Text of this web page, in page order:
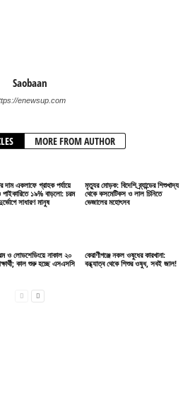
Saobaan
enewsup.com
MORE FROM AUTHOR
দাম একলাফে গ্রাহক পর্যায়ে
১৯% বাড়লো: চরম
সাধারণ মানুষ
মৃত্যুর মোড়ক: বিদেশি ব্র্যান্ডের শিশুখাদ্য
থেকে কসমেটিকস ও লাল চিনিতে
ভেজালের মহোৎসব
ও লোডশেডিংয়ে নাকাল ২০
কাল শুরু হচ্ছে এসএসসি
কেরাণীগঞ্জে নকল ওষুধের কারখানা:
বন্ধ্যাত্ব থেকে শিশুর ওষুধ, সবই জাল!